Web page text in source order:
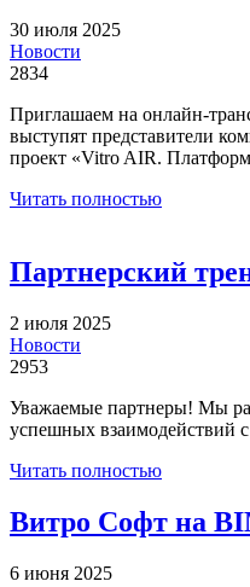
30 июля 2025
Новости
2834
Приглашаем на онлайн-
выступят представители
проект «Vitro AIR.
Читать полностью
Партнерский
2 июля 2025
Новости
2953
Уважаемые партнеры! Мы
успешных взаимодействий
Читать полностью
Витро Софт на
6 июня 2025